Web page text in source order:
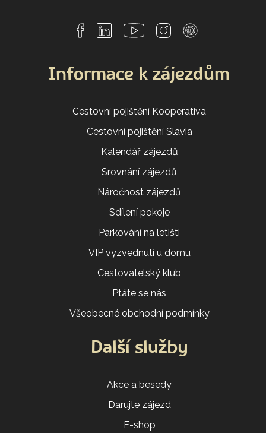
Informace k zájezdům
Cestovní pojištění Kooperativa
Cestovní pojištění Slavia
Kalendář zájezdů
Srovnání zájezdů
Náročnost zájezdů
Sdílení pokoje
Parkování na letišti
VIP vyzvednutí u domu
Cestovatelský klub
Ptáte se nás
Všeobecné obchodní podmínky
Další služby
Akce a besedy
Darujte zájezd
E-shop